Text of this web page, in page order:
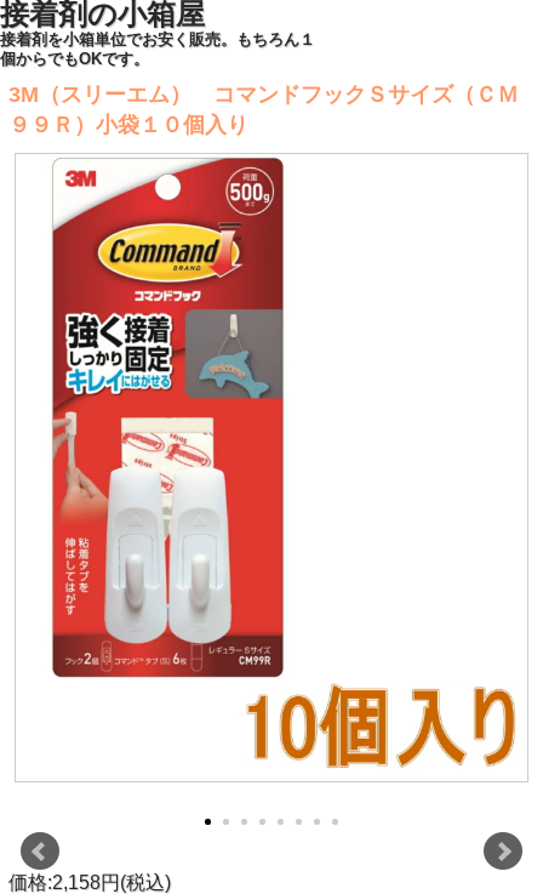
接着剤の小箱屋
接着剤を小箱単位でお安く販売。もちろん１
個からでもOKです。
3M（スリーエム） コマンドフックＳサイズ（ＣＭ
９９Ｒ）小袋１０個入り
価格:2,158円(税込)